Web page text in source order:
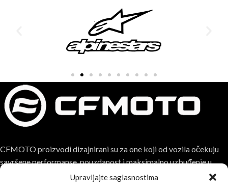
Upravljajte saglasnostima
CFMOTO proizvodi dizajnirani su za one koji od vozila očekuju
savršene performanse, pouzdanost i maksimalno uzbuđenje u